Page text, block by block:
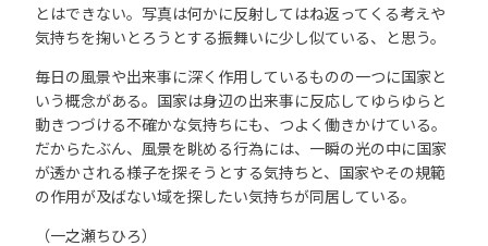
とはできない。写真は何かに反射してはね返ってくる考えや
気持ちを掬いとろうとする振舞いに少し似ている、と思う。
毎日の風景や出来事に深く作用しているものの一つに国家と
いう概念がある。国家は身辺の出来事に反応してゆらゆらと
動きつづける不確かな気持ちにも、つよく働きかけている。
だからたぶん、風景を眺める行為には、一瞬の光の中に国家
が透かされる様子を探そうとする気持ちと、国家やその規範
の作用が及ばない域を探したい気持ちが同居している。
（一之瀬ちひろ）